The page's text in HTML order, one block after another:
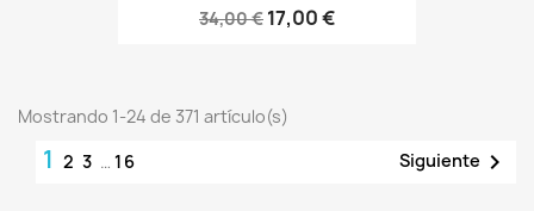
34,00 € 17,00 €
Mostrando 1-24 de 371 artículo(s)
1 2 3 … 16 Siguiente 